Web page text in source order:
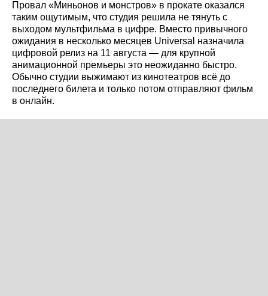
Провал «Миньонов и монстров» в прокате оказался
таким ощутимым, что студия решила не тянуть с
выходом мультфильма в цифре. Вместо привычного
ожидания в несколько месяцев Universal назначила
цифровой релиз на 11 августа — для крупной
анимационной премьеры это неожиданно быстро.
Обычно студии выжимают из кинотеатров всё до
последнего билета и только потом отправляют фильм
в онлайн.